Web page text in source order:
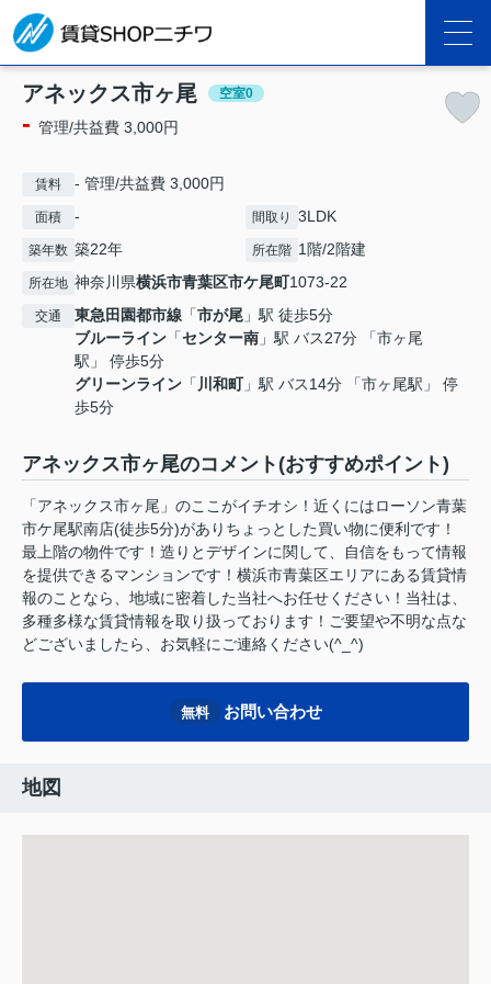
アネックス市ヶ尾 空室0
- 管理/共益費 3,000円
賃料 - 管理/共益費 3,000円
面積 - 間取り 3LDK
築年数 築22年 所在階 1階/2階建
所在地 神奈川県横浜市青葉区市ケ尾町1073-22
交通 東急田園都市線 「市が尾 」駅 徒歩5分
ブルーライン 「センター南 」駅 バス27分 「市ヶ尾
駅」 停歩5分
グリーンライン 「 川和町」駅 バス14分 「市ヶ尾駅」 停
歩5分
アネックス市ヶ尾のコメント(おすすめポイント)
「アネックス市ヶ尾」のここがイチオシ！近くにはローソン青葉
市ケ尾駅南店(徒歩5分)がありちょっとした買い物に便利です！
最上階の物件です！造りとデザインに関して、自信をもって情報
を提供できるマンションです！横浜市青葉区エリアにある賃貸情
報のことなら、地域に密着した当社へお任せください！当社は、
多種多様な賃貸情報を取り扱っております！ご要望や不明な点な
どございましたら、お気軽にご連絡ください(^_^)
無料 お問い合わせ
地図